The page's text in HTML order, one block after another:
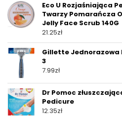
Eco U Rozjaśniająca
Twarzy Pomarańcza
Jelly Face Scrub 140G
21.25zł
Gillette Jednorazowa
3
7.99zł
Dr Pomoc
Pedicure
12.35zł